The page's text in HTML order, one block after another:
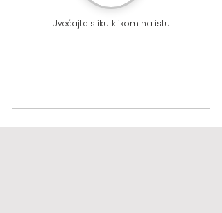
Uvećajte sliku klikom na istu